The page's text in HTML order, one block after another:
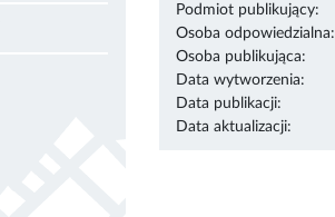
Podmiot publikujący:
Osoba odpowiedzialna:
Osoba publikująca:
Data wytworzenia:
Data publikacji:
Data aktualizacji: